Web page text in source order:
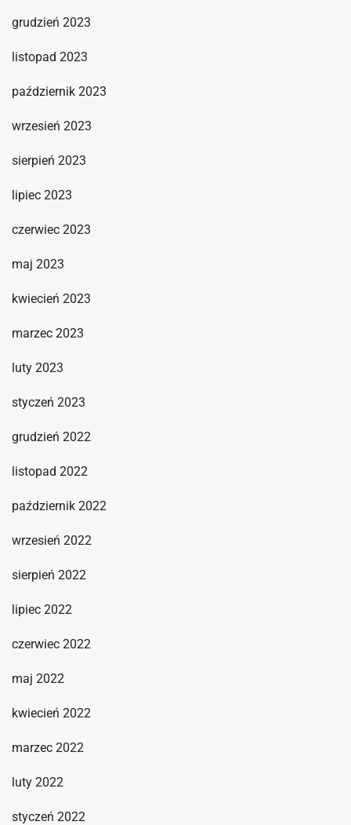
grudzień 2023
listopad 2023
październik 2023
wrzesień 2023
sierpień 2023
lipiec 2023
czerwiec 2023
maj 2023
kwiecień 2023
marzec 2023
luty 2023
styczeń 2023
grudzień 2022
listopad 2022
październik 2022
wrzesień 2022
sierpień 2022
lipiec 2022
czerwiec 2022
maj 2022
kwiecień 2022
marzec 2022
luty 2022
styczeń 2022